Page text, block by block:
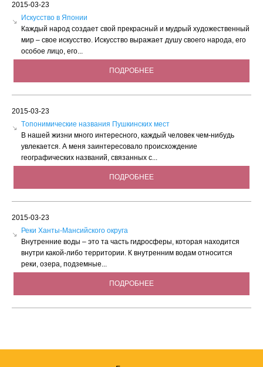
2015-03-23
Искусство в Японии
Каждый народ создает свой прекрасный и мудрый художественный
мир – свое искусство. Искусство выражает душу своего народа, его
особое лицо, его...
ПОДРОБНЕЕ
2015-03-23
Tопонимические названия Пушкинских мест
В нашей жизни много интересного, каждый человек чем-нибудь
увлекается. А меня заинтересовало происхождение
географических названий, связанных с...
ПОДРОБНЕЕ
2015-03-23
Реки Ханты-Мансийского округа
Внутренние воды – это та часть гидросферы, которая находится
внутри какой-либо территории. К внутренним водам относится
реки, озера, подземные...
ПОДРОБНЕЕ